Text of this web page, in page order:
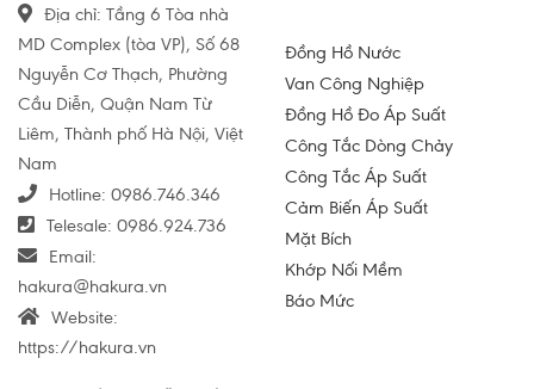
Địa chỉ: Tầng 6 Tòa nhà
MD Complex (tòa VP), Số 68
Nguyễn Cơ Thạch, Phường
Cầu Diễn, Quận Nam Từ
Liêm, Thành phố Hà Nội, Việt
Nam
Hotline: 0986.746.346
Telesale: 0986.924.736
Email:
hakura@hakura.vn
Website:
https://hakura.vn
Đồng Hồ Nước
Van Công Nghiệp
Đồng Hồ Đo Áp Suất
Công Tắc Dòng Chảy
Công Tắc Áp Suất
Cảm Biến Áp Suất
Mặt Bích
Khớp Nối Mềm
Báo Mức